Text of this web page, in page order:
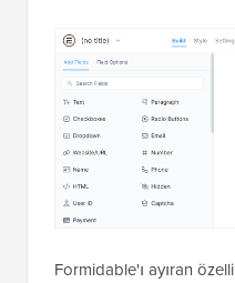
Formidable'ı ayıran